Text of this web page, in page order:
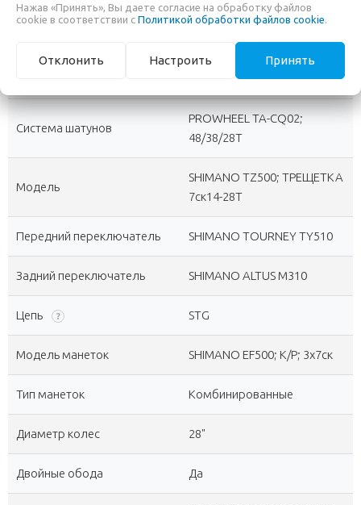
Количество скоростей ? 21 (3x7)
Каретка
THUN COUNTRY;
КАРТРИДЖ
Система шатунов
PROWHEEL TA-CQ02;
48/38/28T
Модель
SHIMANO TZ500; ТРЕЩЕТКА
7ск14-28T
Передний переключатель SHIMANO TOURNEY TY510
Задний переключатель SHIMANO ALTUS M310
Цепь ? STG
Модель манеток SHIMANO EF500; К/Р; 3x7ск
Тип манеток Комбинированные
Диаметр колес 28"
Двойные обода Да
Нажав «Принять», Вы даете согласие на обработку файлов
cookie в соответствии с Политикой обработки файлов cookie
Отклонить Настроить Принять